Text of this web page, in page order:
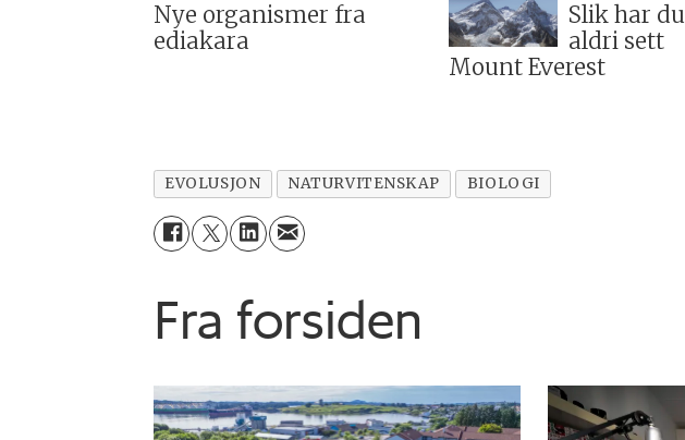
Nye organismer fra
ediakara
Slik har du
aldri sett
Mount Everest
EVOLUSJON NATURVITENSKAP BIOLOGI
Fra forsiden